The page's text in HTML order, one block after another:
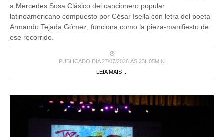
a Mercedes Sosa.Clásico del cancionero popular
latinoamericano compuesto por César Isella con letra del poeta
Armando Tejada Gómez, funciona como la pieza-manifiesto de
ese recorrido.
PUBLICADO DIA 27/07/2026 ÀS 23H05MIN
LEIA MAIS ...